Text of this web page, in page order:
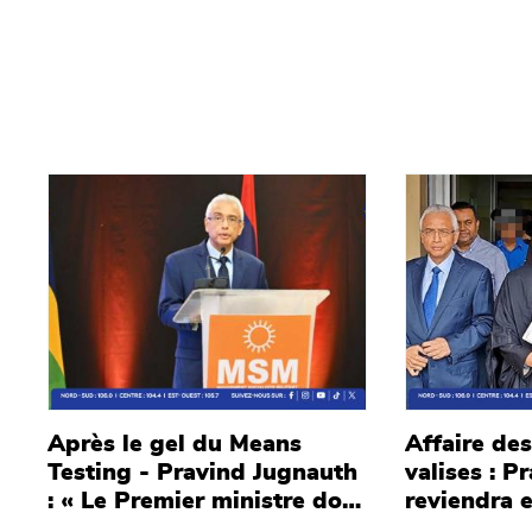
Après le gel du Means
Testing - Pravind Jugnauth
: « Le Premier ministre doit
Main picture
Affaire
valises :
reviendra